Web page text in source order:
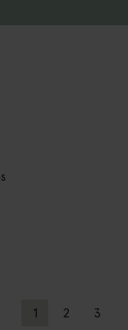
Huidige pagina
1
Vorige
2
Pagina
3